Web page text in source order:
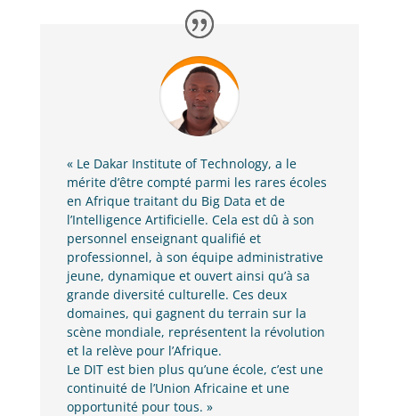
« Le Dakar Institute of Technology, a le
mérite d’être compté parmi les rares écoles
en Afrique traitant du Big Data et de
l’Intelligence Artificielle. Cela est dû à son
personnel enseignant qualifié et
professionnel, à son équipe administrative
jeune, dynamique et ouvert ainsi qu’à sa
grande diversité culturelle. Ces deux
domaines, qui gagnent du terrain sur la
scène mondiale, représentent la révolution
et la relève pour l’Afrique.
Le DIT est bien plus qu’une école, c’est une
continuité de l’Union Africaine et une
opportunité pour tous. »